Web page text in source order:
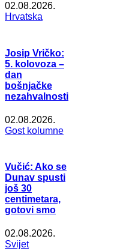
02.08.2026.
Hrvatska
Josip Vričko:
5. kolovoza –
dan
bošnjačke
nezahvalnosti
02.08.2026.
Gost kolumne
Vučić: Ako se
Dunav spusti
još 30
centimetara,
gotovi smo
02.08.2026.
Svijet